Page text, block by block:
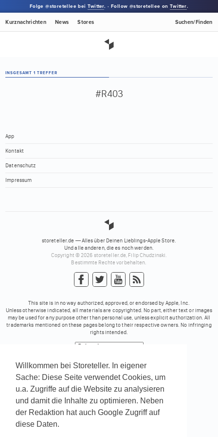
Willkommen bei Storeteller. In eigener
Sache: Diese Seite verwendet Cookies, um
u.a. Zugriffe auf die Website zu analysieren
und damit die Inhalte zu optimieren. Neben
der Redaktion hat auch Google Zugriff auf
diese Daten.
Folge @storetellee beiTwitter. · Follow @storetellee onTwitter.
Kurznachrichten News Stores Suchen/Finden
INSGESAMT 1 TREFFER
#R403
App
Kontakt
Datenschutz
Impressum
storeteller.de — Alles über Deinen Lieblings-Apple Store.
Und alle anderen, die es noch werden.
Copyright © 2026 storeteller.de, Filip Chudzinski.
Bestimmte Rechte vorbehalten.
This site is in no way authorized, approved, or endorsed by Apple, Inc.
Unless otherwise indicated, all materials are copyrighted. No part, either text or images
may be used for any purpose other than personal use, unless explicit authorization. All
trademarks mentioned on these pages belong to their respective owners. No infringing
rights intended.